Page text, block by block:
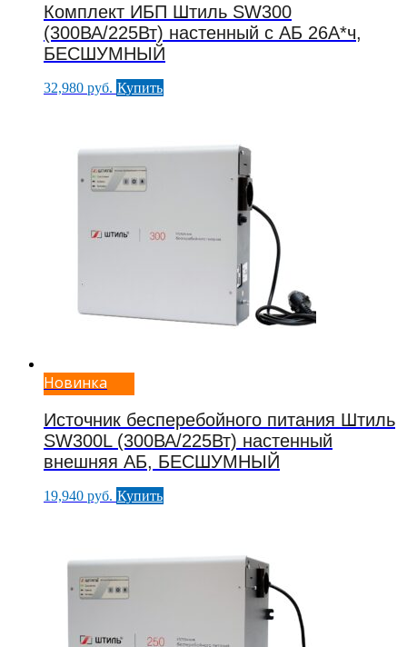
Комплект ИБП Штиль SW300
(300ВА/225Вт) настенный с АБ 26А*ч,
БЕСШУМНЫЙ
32,980 руб. Купить
Новинка
Источник бесперебойного питания Штиль
SW300L (300ВА/225Вт) настенный
внешняя АБ, БЕСШУМНЫЙ
19,940 руб. Купить